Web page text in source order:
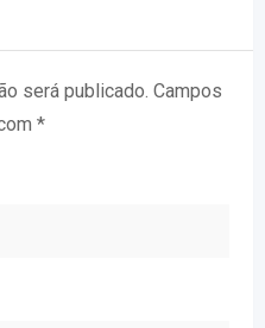
será publicado. Campos
*